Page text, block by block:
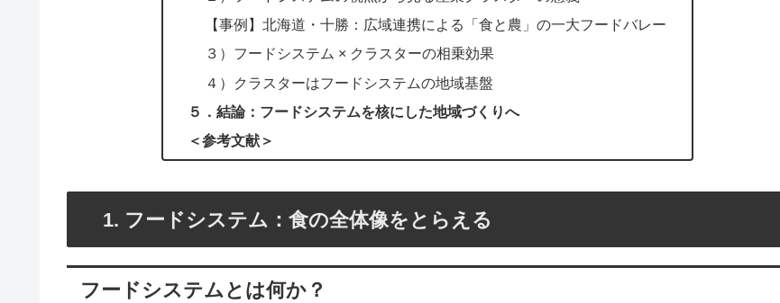
【事例】北海道・十勝：広域連携による「食と農」の一大フードバレー
３）フードシステム × クラスターの相乗効果
４）クラスターはフードシステムの地域基盤
５．結論：フードシステムを核にした地域づくりへ
＜参考文献＞
1. フードシステム：食の全体像をとらえる
フードシステムとは何か？